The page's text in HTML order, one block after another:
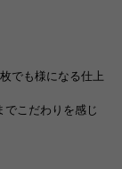
でも様になる仕上
こだわりを感じ